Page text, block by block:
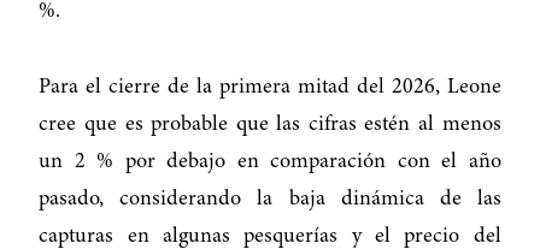
%.
Para el cierre de la primera mitad del 2026, Leone
cree que es probable que las cifras estén al menos
un 2 % por debajo en comparación con el año
pasado, considerando la baja dinámica de las
capturas en algunas pesquerías y el precio del